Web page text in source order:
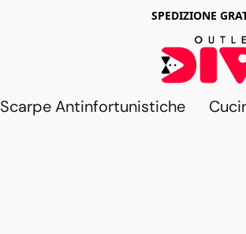
SPEDIZIONE
Scarpe Antinfortunistiche